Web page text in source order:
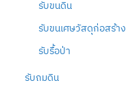
รับขนดิน
รับขนเศษวัสดุก่อสร้าง
รับรื้อป่า
รับถมดิน